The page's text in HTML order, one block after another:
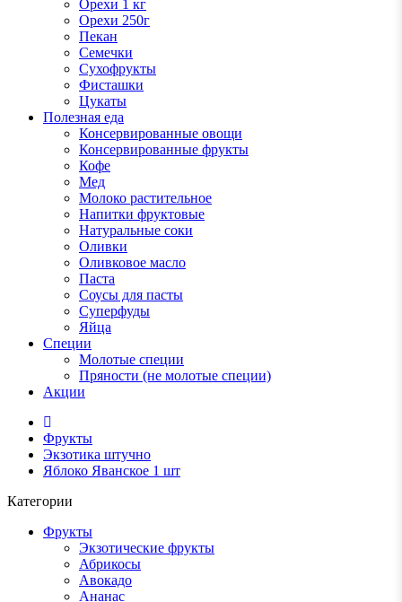
Орехи 1 кг
Орехи 250г
Пекан
Семечки
Сухофрукты
Фисташки
Цукаты
Полезная еда
Консервированные овощи
Консервированные фрукты
Кофе
Мед
Молоко растительное
Напитки фруктовые
Натуральные соки
Оливки
Оливковое масло
Паста
Соусы для пасты
Суперфуды
Яйца
Специи
Молотые специи
Пряности (не молотые специи)
Акции
Фрукты
Экзотика штучно
Яблоко Яванское 1 шт
Категории
Фрукты
Экзотические фрукты
Абрикосы
Авокадо
Ананас